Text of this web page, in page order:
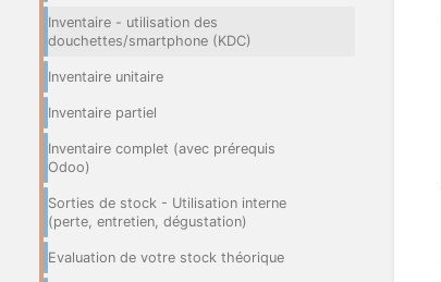
Inventaire - utilisation des
douchettes/smartphone (KDC)
Inventaire unitaire
Inventaire partiel
Inventaire complet (avec prérequis
Odoo)
Sorties de stock - Utilisation interne
(perte, entretien, dégustation)
Evaluation de votre stock théorique